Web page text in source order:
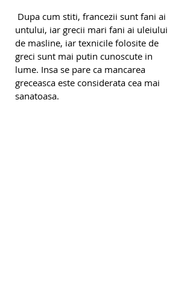
untului, iar grecii mari fani ai uleiului
de masline, iar texnicile folosite de
greci sunt mai putin cunoscute in
lume. Insa se pare ca mancarea
greceasca este considerata cea mai
sanatoasa.